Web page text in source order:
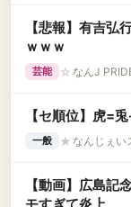
【悲報】有吉弘
ｗｗｗ
芸能 ☆ なんJ
【セ順位】虎=
一般 ★ なんじぇ
【動画】広島記